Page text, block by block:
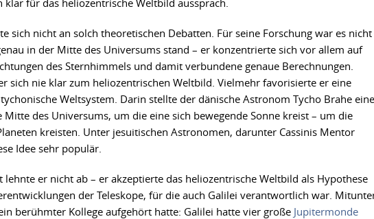
für das heliozentrische Weltbild aussprach.
sich nicht an solch theoretischen Debatten. Für seine Forschung war es nicht
in der Mitte des Universums stand – er konzentrierte sich vor allem auf
des Sternhimmels und damit verbundene genaue Berechnungen.
sich nie klar zum heliozentrischen Weltbild. Vielmehr favorisierte er eine
Weltsystem. Darin stellte der dänische Astronom Tycho Brahe eine
Mitte des Universums, um die eine sich bewegende Sonne kreist – um die
kreisten. Unter jesuitischen Astronomen, darunter Cassinis Mentor
Idee sehr populär.
lehnte er nicht ab – er akzeptierte das heliozentrische Weltbild als Hypothese
der Teleskope, für die auch Galilei verantwortlich war.
berühmter Kollege aufgehört hatte: Galilei hatte vier große Jupitermonde